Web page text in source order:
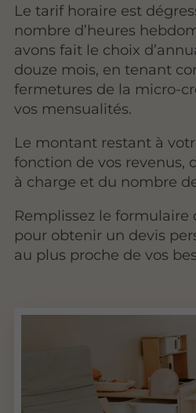
Le tarif horaire est
nombre d’heures
avons fait le choix
douze mois, en tenant
fermetures de la micro-
vos mensualités.
Le montant restant à
fonction de vos revenus,
à charge et du nombre
Remplissez le
pour obtenir un devis
au plus proche de vos